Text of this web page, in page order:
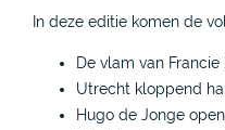
In deze editie komen de
De vlam van
Utrecht kloppend
Hugo de Jonge